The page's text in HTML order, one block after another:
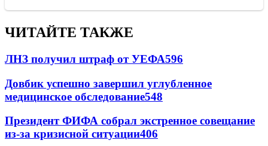
ЧИТАЙТЕ ТАКЖЕ
ЛНЗ получил штраф от УЕФА596
Довбик успешно завершил углубленное
медицинское обследование548
Президент ФИФА собрал экстренное совещание
из-за кризисной ситуации406